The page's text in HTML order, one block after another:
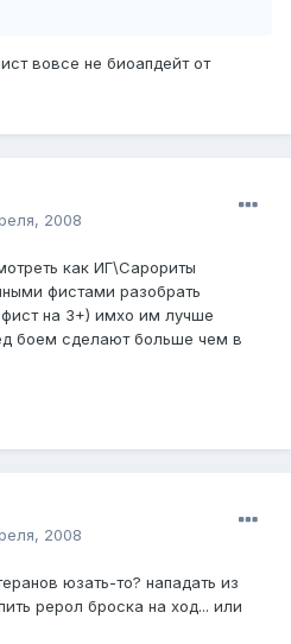
вовсе не биоапдейт от
2008
как ИГ\Сарориты
фистами разобрать
на 3+) имхо им лучше
боем сделают больше чем в
2008
юзать-то? нападать из
рерол броска на ход... или